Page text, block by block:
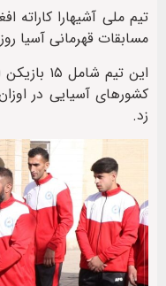
تیم ملی آشیهارا کاراته
مسابقات قهرمانی آسیا
کشورهای آسیایی در
زد.